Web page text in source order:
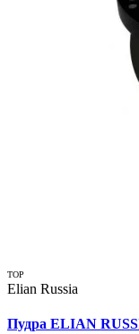
TOP
Elian Russia
Пудра ELIAN